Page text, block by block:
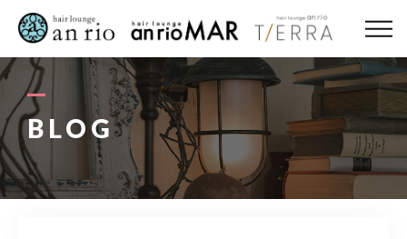
BLOG
ABOUT US
MENU
STYLE